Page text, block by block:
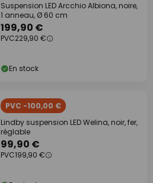
Suspension LED Arcchio Albiona, noire,
1 anneau, Ø 60 cm
199,90 €
PVC229,90 €
En stock
PVC -100,00 €
Lindby suspension LED Welina, noir, fer,
réglable
99,90 €
PVC199,90 €